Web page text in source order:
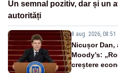
Un semnal pozitiv, dar și un
autorități
8 aug. 2026, 08:51
Nicușor Dan,
Moody’s:
creștere